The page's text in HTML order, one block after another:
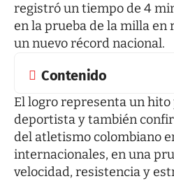
registró un tiempo de 4
en la prueba de la milla en
un nuevo récord nacional.
Contenido
El logro representa un
deportista y también
del atletismo colombiano
internacionales, en una
velocidad, resistencia y